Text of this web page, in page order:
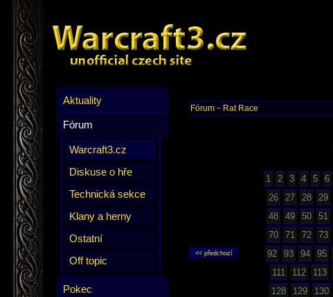
Aktuality
Fórum
Warcraft3.cz
Diskuse o hře
Technická sekce
Klany a herny
Ostatní
Off topic
Pokec
Fórum ~ Rat Race
1 2 3 4 5 6
26
27 28 29
48
49 50 51
70
71 72 73
92
93 94 95
111
112 113
128
129 130